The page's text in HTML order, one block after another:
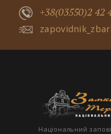
+38(03550)2 42
Національний